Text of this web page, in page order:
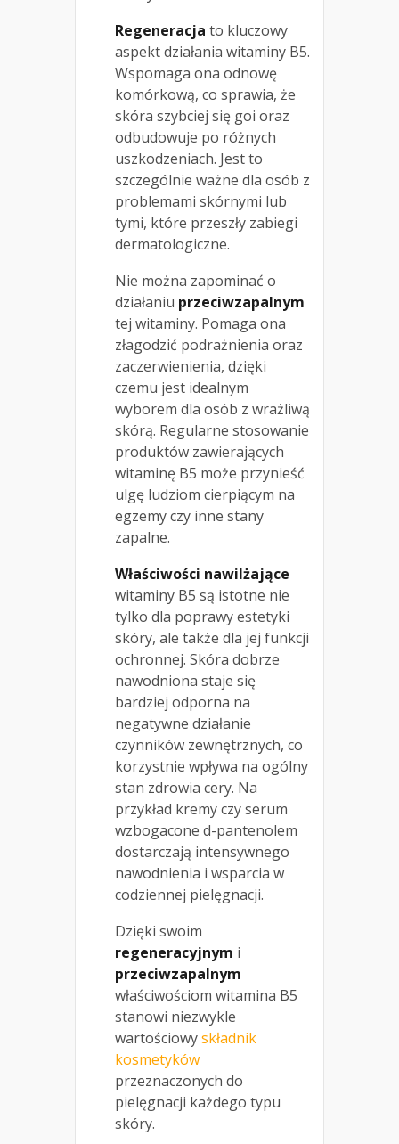
Regeneracja to kluczowy
aspekt działania witaminy B5.
Wspomaga ona odnowę
komórkową, co sprawia, że
skóra szybciej się goi oraz
odbudowuje po różnych
uszkodzeniach. Jest to
szczególnie ważne dla osób z
problemami skórnymi lub
tymi, które przeszły zabiegi
dermatologiczne.
Nie można zapominać o
działaniu przeciwzapalnym
tej witaminy. Pomaga ona
złagodzić podrażnienia oraz
zaczerwienienia, dzięki
czemu jest idealnym
wyborem dla osób z wrażliwą
skórą. Regularne stosowanie
produktów zawierających
witaminę B5 może przynieść
ulgę ludziom cierpiącym na
egzemy czy inne stany
zapalne.
Właściwości nawilżające
witaminy B5 są istotne nie
tylko dla poprawy estetyki
skóry, ale także dla jej funkcji
ochronnej. Skóra dobrze
nawodniona staje się
bardziej odporna na
negatywne działanie
czynników zewnętrznych, co
korzystnie wpływa na ogólny
stan zdrowia cery. Na
przykład kremy czy serum
wzbogacone d-pantenolem
dostarczają intensywnego
nawodnienia i wsparcia w
codziennej pielęgnacji.
Dzięki swoim
regeneracyjnym i
przeciwzapalnym
właściwościom witamina B5
stanowi niezwykle
wartościowyskładnik
kosmetyków
przeznaczonych do
pielęgnacji każdego typu
skóry.